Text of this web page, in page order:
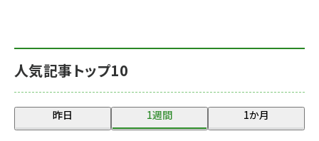
人気記事トップ10
昨日 1週間 1か月